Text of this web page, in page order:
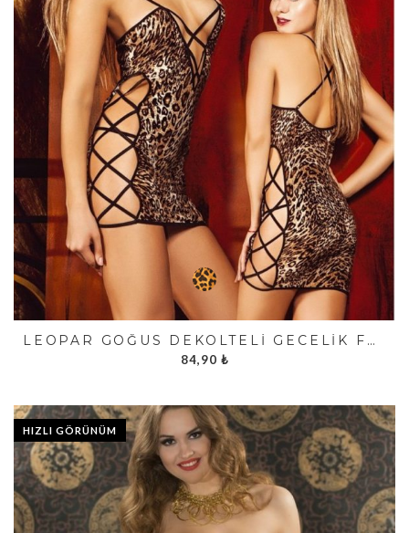
LEOPAR GÖĞÜS DEKOLTELI GECELIK FK2247
84,90 ₺
HIZLI GÖRÜNÜM